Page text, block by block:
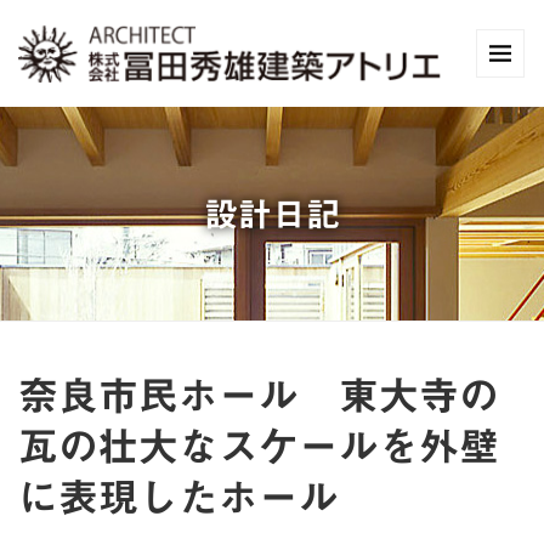
設計日記
奈良市民ホール 東大寺の
瓦の壮大なスケールを外壁
に表現したホール